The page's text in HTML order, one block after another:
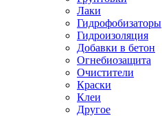
Лаки
Гидрофобизаторы
Гидроизоляция
Добавки в бетон
Огнебиозащита
Очистители
Краски
Клеи
Другое